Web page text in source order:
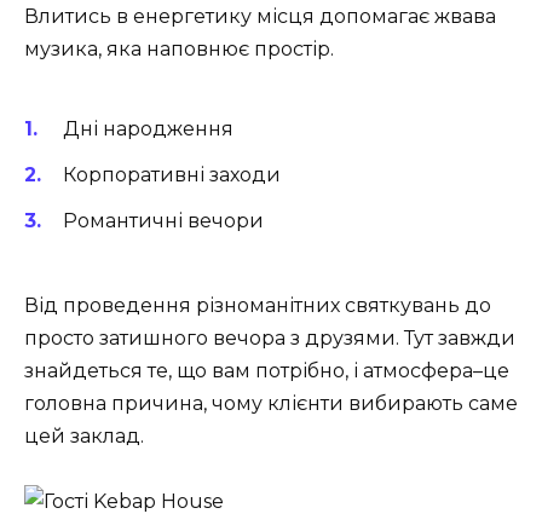
Влитись в енергетику місця допомагає жвава
музика, яка наповнює простір.
Дні народження
Корпоративні заходи
Романтичні вечори
Від проведення різноманітних святкувань до
просто затишного вечора з друзями. Тут завжди
знайдеться те, що вам потрібно, і атмосфера–це
головна причина, чому клієнти вибирають саме
цей заклад.